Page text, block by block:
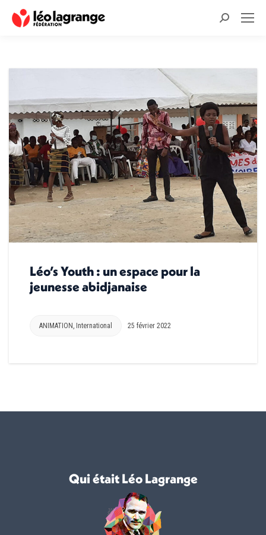
Recherche
Léo’s Youth : un espace pour la
jeunesse abidjanaise
ANIMATION, International 25 février 2022
Qui était Léo Lagrange